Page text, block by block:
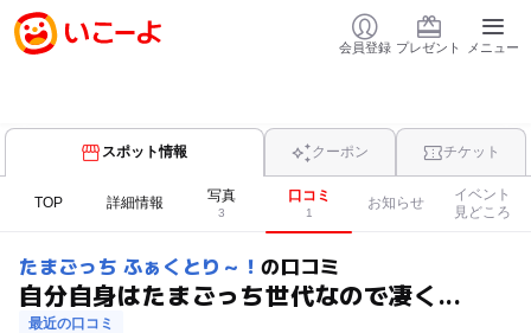
会員登録 プレゼント メニュー
スポット情報 クーポン チケット
TOP 詳細情報 写真
3
口コミ
1
お知らせ
イベント
見どころ
たまごっち ふぁくとり～！の口コミ
自分自身はたまごっち世代なので凄く...
最近の口コミ